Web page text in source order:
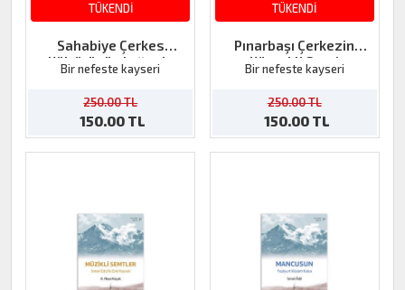
TÜKENDİ
Sahabiye Çerkes
Kültürünün Işığında
Bir nefeste kayseri
250.00 TL
150.00 TL
TÜKENDİ
Pınarbaşı Çerkezin
Köstekli Saati
Bir nefeste kayseri
250.00 TL
150.00 TL